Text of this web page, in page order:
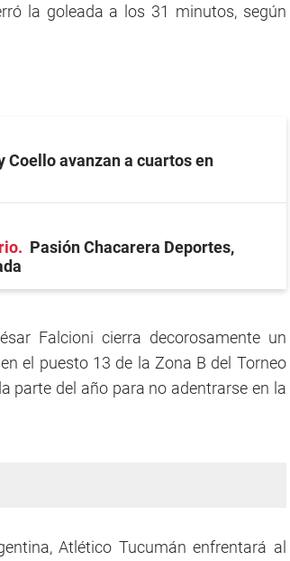
la goleada a los 31 minutos, según
Coello avanzan a cuartos en
Pasión Chacarera Deportes,
Falcioni cierra decorosamente un
el puesto 13 de la Zona B del Torneo
parte del año para no adentrarse en la
Atlético Tucumán enfrentará al